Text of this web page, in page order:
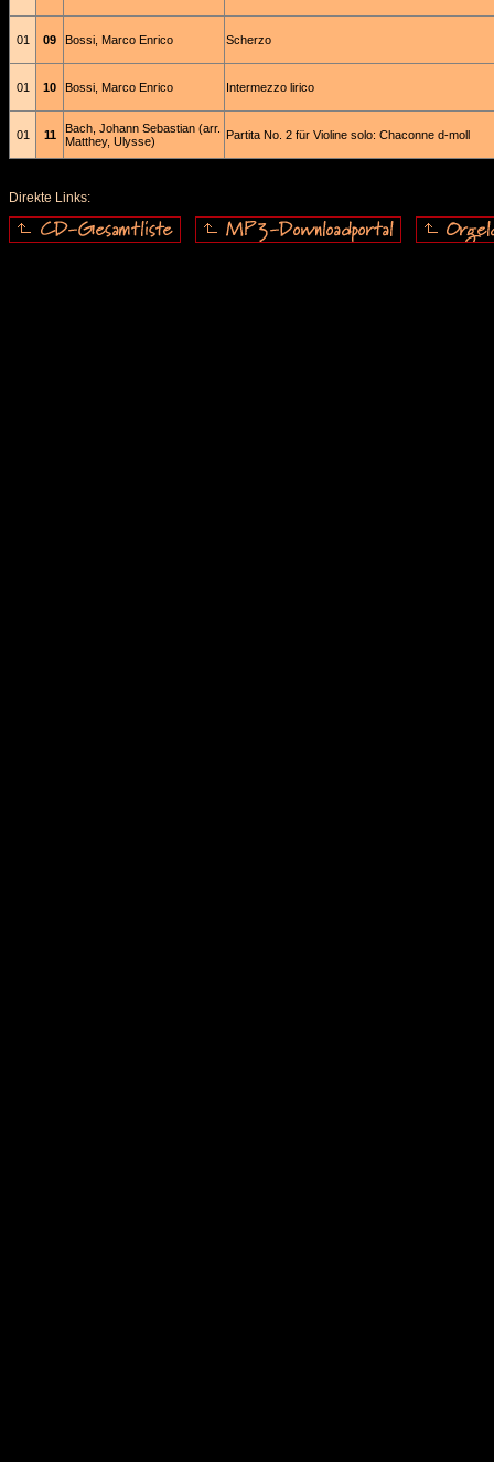
01 09 Bossi, Marco Enrico Scherzo
01 10 Bossi, Marco Enrico Intermezzo lirico
01 11
Bach, Johann Sebastian (arr.
Matthey, Ulysse)
Partita No. 2 für Violine solo: Chaconne d-moll
Direkte Links: